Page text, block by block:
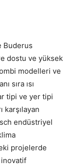
Buderus
dostu ve yüksek
modelleri ve
sıra ısı
tipi ve yer tipi
karşılayan
endüstriyel
projelerde